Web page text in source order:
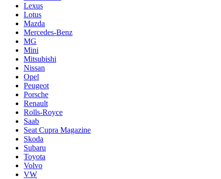
Lexus
Lotus
Mazda
Mercedes-Benz
MG
Mini
Mitsubishi
Nissan
Opel
Peugeot
Porsche
Renault
Rolls-Royce
Saab
Seat Cupra Magazine
Skoda
Subaru
Toyota
Volvo
VW